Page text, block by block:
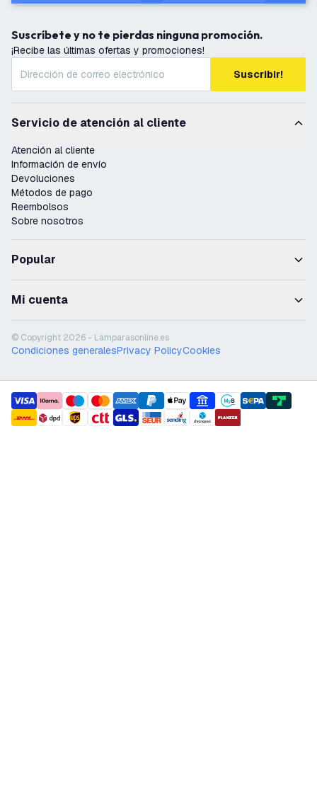
Suscríbete y no te pierdas ninguna promoción.
¡Recibe las últimas ofertas y promociones!
Suscribir!
Servicio de atención al cliente
Atención al cliente
Información de envío
Devoluciones
Métodos de pago
Reembolsos
Sobre nosotros
Popular
Mi cuenta
© Copyright 2026 - Lámparasonline.es
Condiciones generalesPrivacy PolicyCookies
payment methods
shipment methods